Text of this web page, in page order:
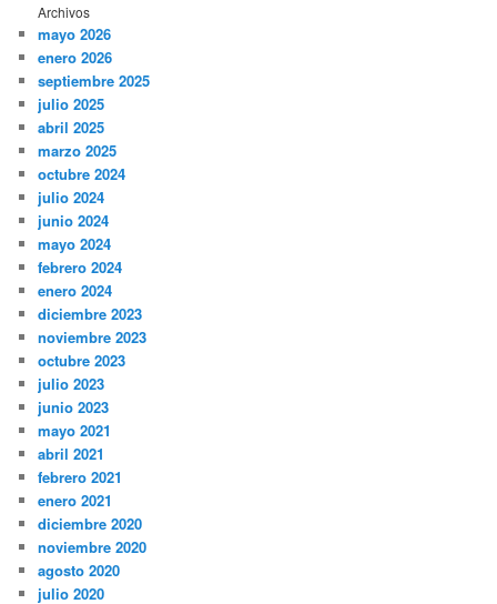
Archivos
mayo 2026
enero 2026
septiembre 2025
julio 2025
abril 2025
marzo 2025
octubre 2024
julio 2024
junio 2024
mayo 2024
febrero 2024
enero 2024
diciembre 2023
noviembre 2023
octubre 2023
julio 2023
junio 2023
mayo 2021
abril 2021
febrero 2021
enero 2021
diciembre 2020
noviembre 2020
agosto 2020
julio 2020